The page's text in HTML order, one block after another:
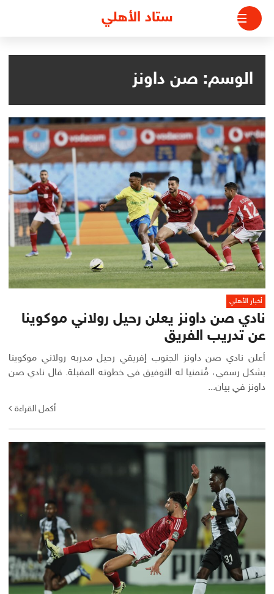
التجاوز
المحتوى
ستاد الأهلي
الوسم: صن داونز
أخبار الأهلي
نادي صن داونز يعلن رحيل رولاني موكوينا
عن تدريب الفريق
أعلن نادي صن داونز الجنوب إفريقي رحيل مدربه رولاني موكوينا
بشكل رسمي، مُتمنيا له التوفيق في خطوته المقبلة. قال نادي صن
داونز في بيان...
أكمل القراءة